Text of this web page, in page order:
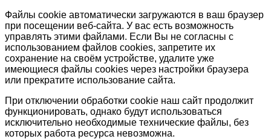
Файлы cookie автоматически загружаются в ваш браузер
при посещении веб-сайта. У вас есть возможность
управлять этими файлами. Если Вы не согласны с
использованием файлов cookies, запретите их
сохранение на своём устройстве, удалите уже
имеющиеся файлы cookies через настройки браузера
или прекратите использование сайта.
При отключении обработки cookie наш сайт продолжит
функционировать, однако будут использоваться
исключительно необходимые технические файлы, без
которых работа ресурса невозможна.